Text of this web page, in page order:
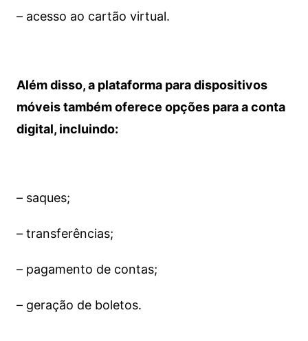
– acesso ao cartão virtual.
Além disso, a plataforma para dispositivos
móveis também oferece opções para a conta
digital, incluindo:
– saques;
– transferências;
– pagamento de contas;
– geração de boletos.